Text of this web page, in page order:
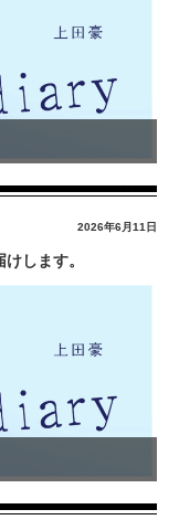
2026年6月11日
します。